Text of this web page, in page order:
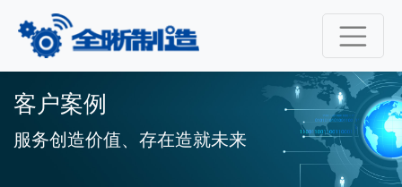
客户案例
服务创造价值、存在造就未来